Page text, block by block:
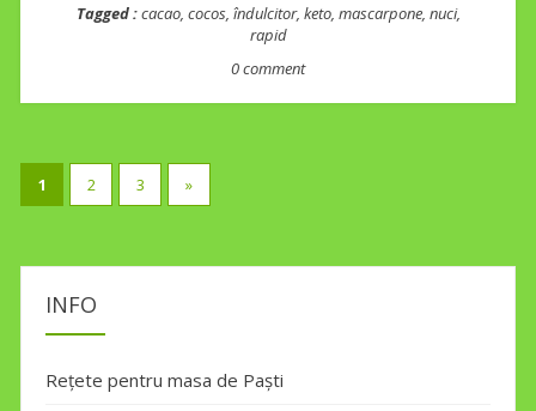
Tagged :cacao, cocos, îndulcitor, keto, mascarpone, nuci,
rapid
0 comment
Posts
pagination
1 2 3 »
INFO
Rețete pentru masa de Paști